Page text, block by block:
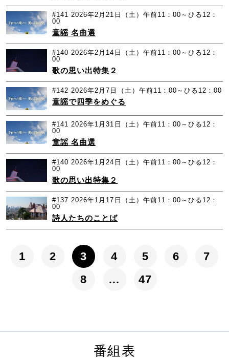
#141 2026年2月21日（土）午前11：00～ひる12：
00
童謡 名曲選
#140 2026年2月14日（土）午前11：00～ひる12：
00
歌の思い出特集２
#142 2026年2月7日（土）午前11：00～ひる12：00
童謡で四季をめぐる
#141 2026年1月31日（土）午前11：00～ひる12：
00
童謡 名曲選
#140 2026年1月24日（土）午前11：00～ひる12：
00
歌の思い出特集２
#137 2026年1月17日（土）午前11：00～ひる12：
00
詩人たちのことば
1 2 3 4 5 6
7
8
… 47
番組表